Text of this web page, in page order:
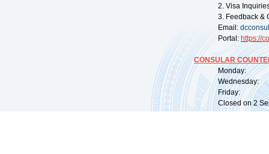
2. Visa
3. Feedback &
Email:
Portal: https://
CONSULAR
Monday:
Wednesday:
Friday:
Closed on 2